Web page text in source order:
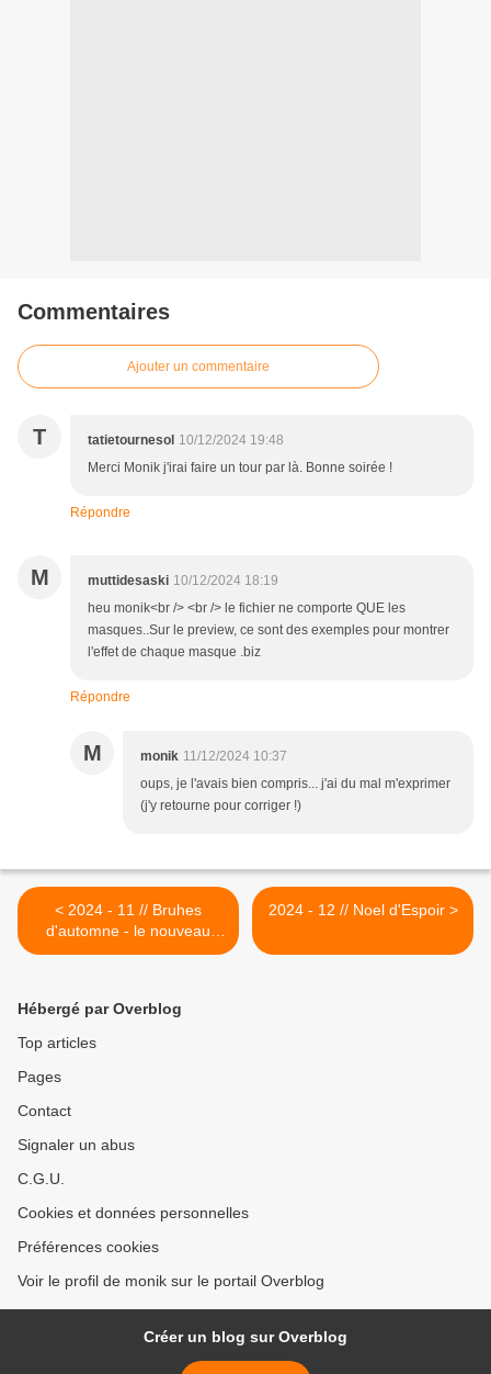
Commentaires
Ajouter un commentaire
T tatietournesol 10/12/2024 19:48
Merci Monik j'irai faire un tour par là. Bonne soirée !
Répondre
M muttidesaski 10/12/2024 18:19
heu monik<br /> <br /> le fichier ne comporte QUE les
masques..Sur le preview, ce sont des exemples pour montrer
l'effet de chaque masque .biz
Répondre
M monik 11/12/2024 10:37
oups, je l'avais bien compris... j'ai du mal m'exprimer
(j'y retourne pour corriger !)
< 2024 - 11 // Bruhes
d'automne - le nouveau
cadeau de DCS
2024 - 12 // Noel d'Espoir >
Hébergé par Overblog
Top articles
Pages
Contact
Signaler un abus
C.G.U.
Cookies et données personnelles
Préférences cookies
Voir le profil de monik sur le portail Overblog
Créer un blog sur Overblog